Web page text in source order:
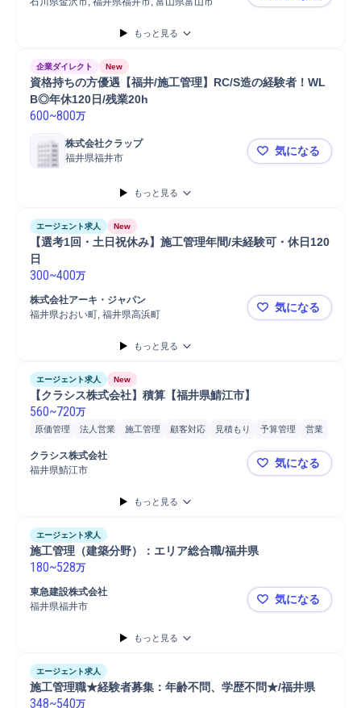
月給30万円
もっと見る
企業ダイレクト New
資格持ちの方優遇【福井/施工管理】RC/S造の経験者！WL
B◎年休120日/残業20h
600~800万
株式会社クラップ
福井県福井市
資格持ちの
気になる
もっと見る
エージェント求人 New
【選考1回・土日祝休み】施工管理年間/未経験可・休日120
日
300~400万
株式会社アーキ・ジャパン
福井県おおい町, 福井県高浜町
【選考1回
気になる
もっと見る
エージェント求人 New
【クラシス株式会社】積算【福井県鯖江市】
560~720万
原価管理 法人営業 施工管理 顧客対応 見積もり 予算管理
営業
営業担当
クラシス株式会社
福井県鯖江市
【クラシス
気になる
もっと見る
エージェント求人
施工管理（建築分野）：エリア総合職/福井県
180~528万
東急建設株式会社
福井県福井市
施工管理（
気になる
もっと見る
エージェント求人
施工管理職★経験者募集：年齢不問、学歴不問★/福井県
348~540万